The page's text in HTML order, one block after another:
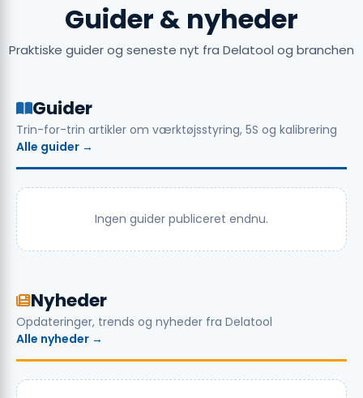
Guider & nyheder
Praktiske guider og seneste nyt fra Delatool og branchen
Guider
Trin-for-trin artikler om værktøjsstyring, 5S og kalibrering
Alle guider →
Ingen guider publiceret endnu.
Nyheder
Opdateringer, trends og nyheder fra Delatool
Alle nyheder →